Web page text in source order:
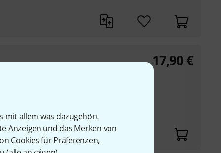
mit allem was dazugehört
Anzeigen und das Merken von
Cookies für Präferenzen,
Kanäle
17,90 €